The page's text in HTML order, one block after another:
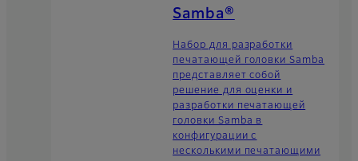
Samba®
Набор для разработки
печатающей головки Samba
представляет собой
решение для оценки и
разработки печатающей
головки Samba в
конфигурации с
несколькими печатающими